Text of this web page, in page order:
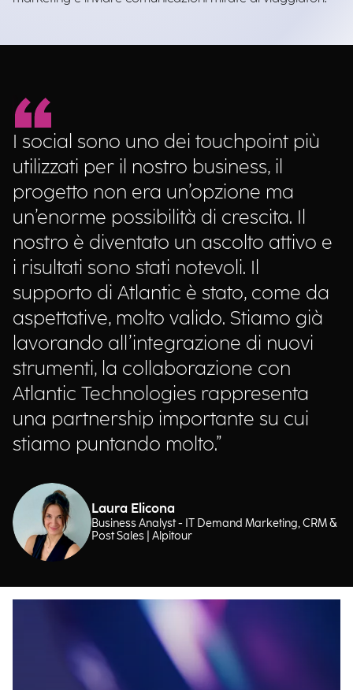
I social sono uno dei touchpoint più
utilizzati per il nostro business, il
progetto non era un’opzione ma
un’enorme possibilità di crescita. Il
nostro è diventato un ascolto attivo e
i risultati sono stati notevoli. Il
supporto di Atlantic è stato, come da
aspettative, molto valido. Stiamo già
lavorando all’integrazione di nuovi
strumenti, la collaborazione con
Atlantic Technologies rappresenta
una partnership importante su cui
stiamo puntando molto.”
Laura Elicona
Business Analyst - IT Demand Marketing, CRM &
Post Sales | Alpitour